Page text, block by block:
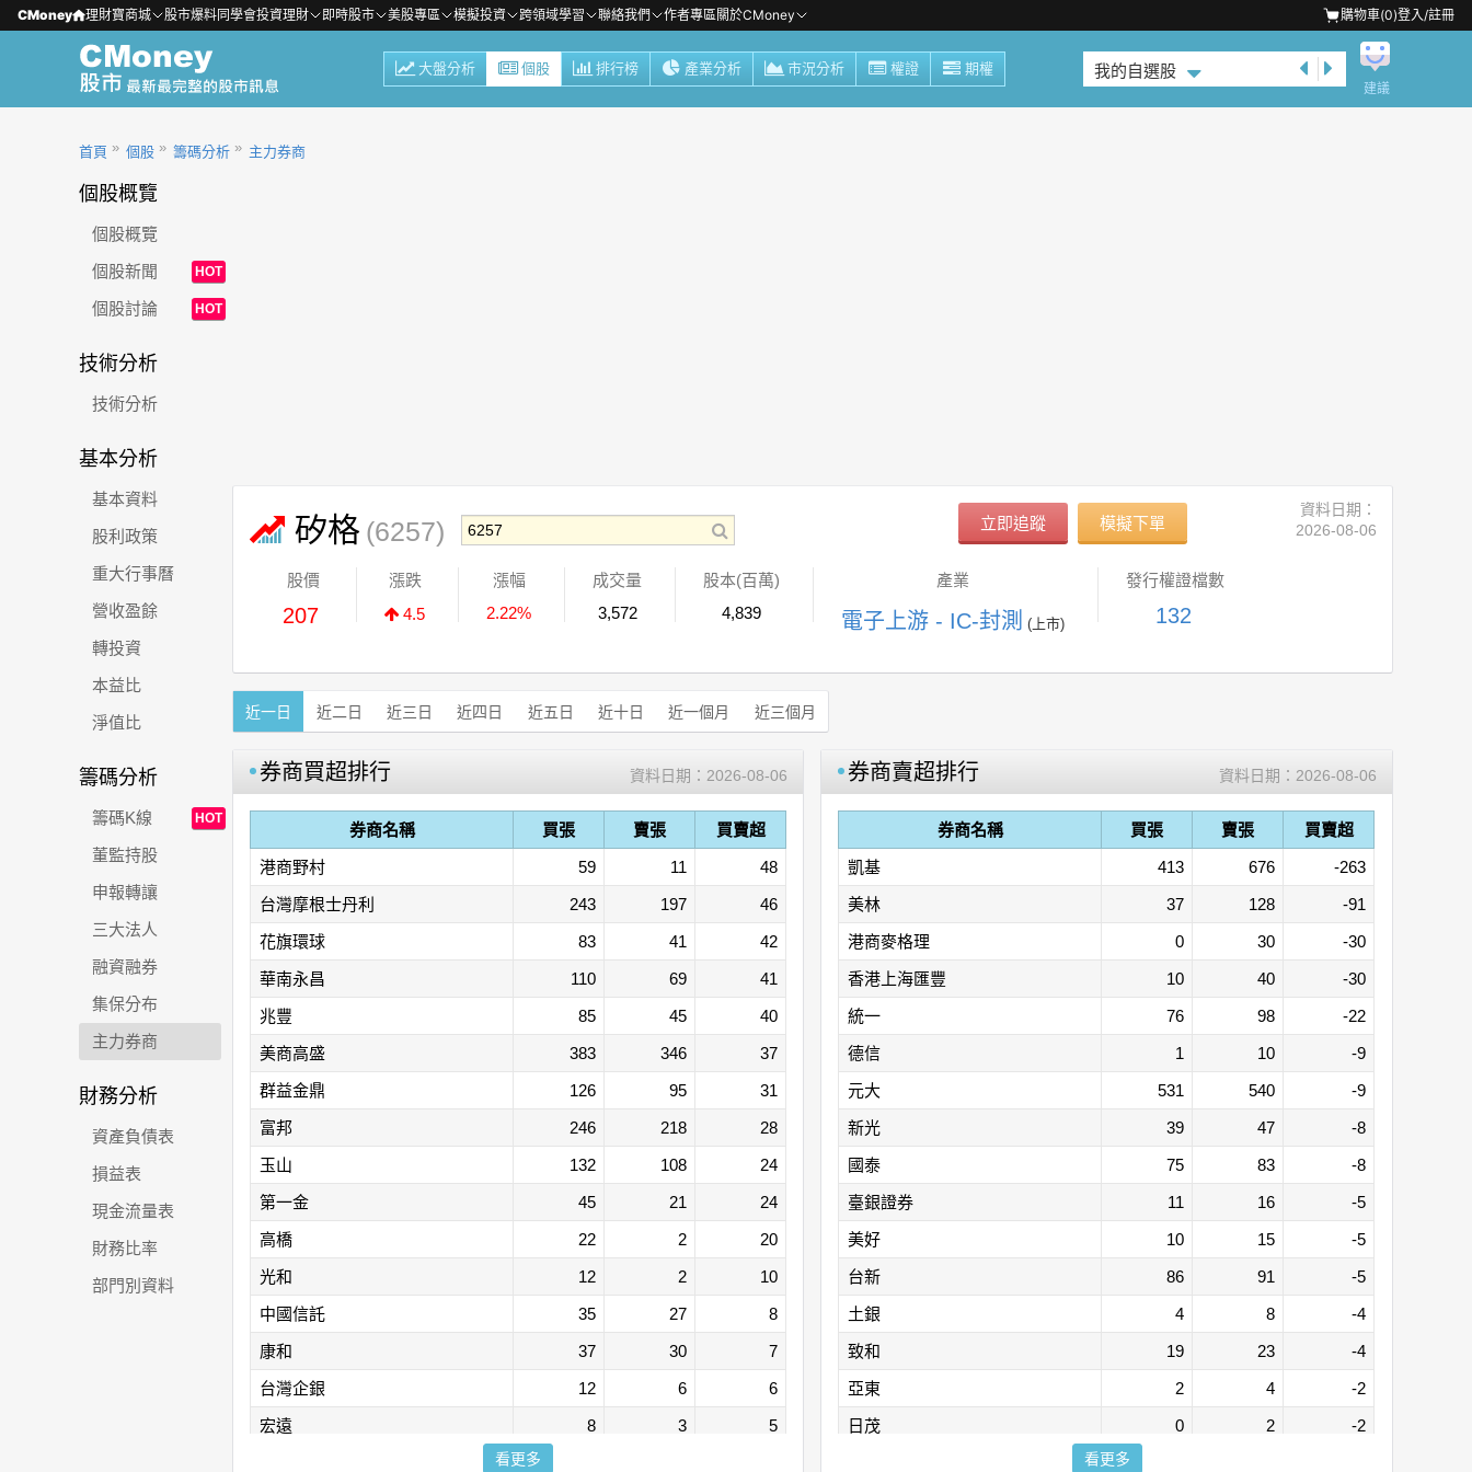
CMoney 理財寶商城 股市爆料同學會投資理財 即時股市 美股專區 模擬投資 跨領域學習 聯絡我們 作者專區關於CMoney 購物車(0)登入/註冊
大盤分析 個股 排行榜 產業分析 市況分析 權證 期權 我的自選股
建議
首頁 個股 籌碼分析 主力券商
個股概覽
個股概覽
個股新聞
HOT
個股討論 HOT
技術分析
技術分析
基本分析
基本資料
股利政策
重大行事曆
營收盈餘
轉投資
本益比
淨值比
籌碼分析
籌碼K線 HOT
董監持股
申報轉讓
三大法人
融資融券
集保分布
主力券商
財務分析
資產負債表
損益表
現金流量表
財務比率
部門別資料
矽格 (6257) 立即追蹤 模擬下單
資料日期：
2026-08-06
股價
207
漲跌
4.5
漲幅
2.22%
成交量
3,572
股本(百萬)
4,839
產業
電子上游 - IC-封測 (上市)
發行權證檔數
132
近一日 近二日 近三日 近四日 近五日 近十日 近一個月 近三個月
券商買超排行 資料日期：2026-08-06
券商名稱 買張 賣張
買賣超
港商野村
59 11
48
台灣摩根士丹利
243 197
46
花旗環球
83 41
42
華南永昌
110 69
41
兆豐
85 45
40
美商高盛
383 346
37
群益金鼎
126 95
31
富邦
246 218
28
玉山
132 108
24
第一金
45 21
24
高橋
22 2
20
光和
12 2
10
中國信託
35 27
8
康和
37 30
7
台灣企銀
12 6
6
宏遠
8 3
5
看更多
券商賣超排行 資料日期： 2026-08-06
券商名稱 買張 賣張
買賣超
凱基
413 676
-263
美林
37 128
-91
港商麥格理
0 30
-30
香港上海匯豐
10 40
-30
統一
76 98
-22
德信
1 10
-9
元大
531 540
-9
新光
39 47
-8
國泰
75 83
-8
臺銀證券
11 16
-5
美好
10 15
-5
台新
86 91
-5
土銀
4 8
-4
致和
19 23
-4
亞東
2 4
-2
日茂
0 2
-2
看更多